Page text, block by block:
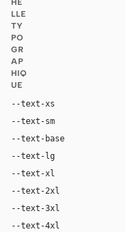
HE
LLE
TY
PO
GR
AP
HIQ
UE
--text-xs
--text-sm
--text-base
--text-lg
--text-xl
--text-2xl
--text-3xl
--text-4xl